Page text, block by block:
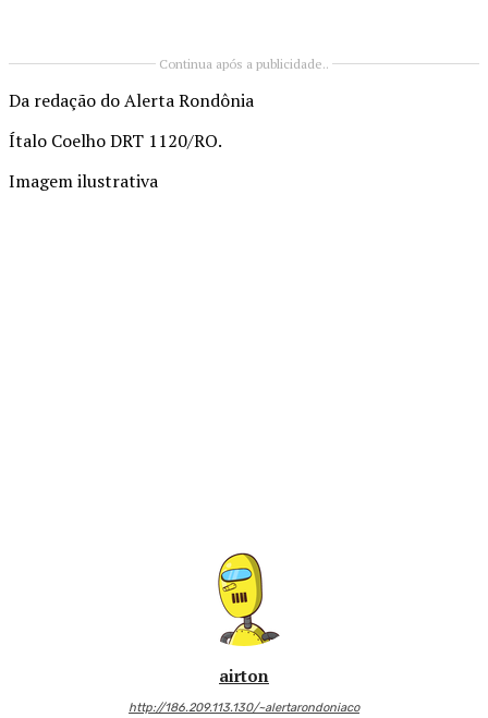
Continua após a publicidade..
Da redação do Alerta Rondônia
Ítalo Coelho DRT 1120/RO.
Imagem ilustrativa
airton
http://186.209.113.130/~alertarondoniaco